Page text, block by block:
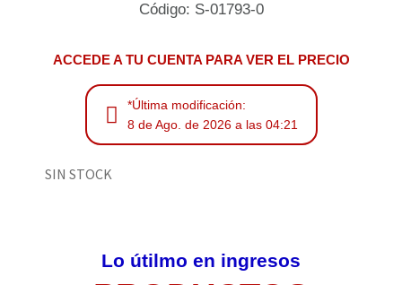
Código: S-01793-0
ACCEDE A TU CUENTA PARA VER EL PRECIO
*Última modificación:
8 de Ago. de 2026 a las 04:21
SIN STOCK
Lo útilmo en ingresos